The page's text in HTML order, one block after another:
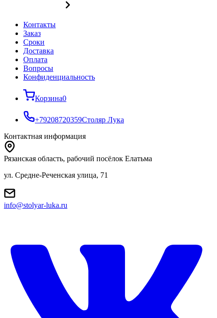
Контакты
Заказ
Cроки
Доставка
Оплата
Вопросы
Конфиденциальность
Корзина0
+79208720359Столяр Лука
Контактная информация
Рязанская область, рабочий посёлок Елатьма
ул. Средне-Реченская улица, 71
info@stolyar-luka.ru